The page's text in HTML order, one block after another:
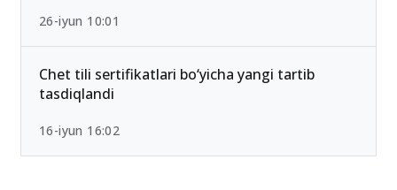
26-iyun 10:01
Chet tili sertifikatlari bo‘yicha yangi tartib
tasdiqlandi
16-iyun 16:02